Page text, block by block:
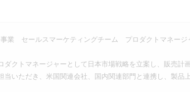
事業 セールスマーケティングチーム プロダクトマネージ
クトマネージャーとして日本市場戦略を立案し、販売計
当いただき、米国関連会社、国内関連部門と連携し、製品